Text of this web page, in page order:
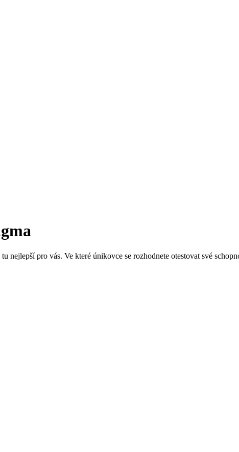
nejlepší pro vás. Ve které únikovce se rozhodnete otestovat své